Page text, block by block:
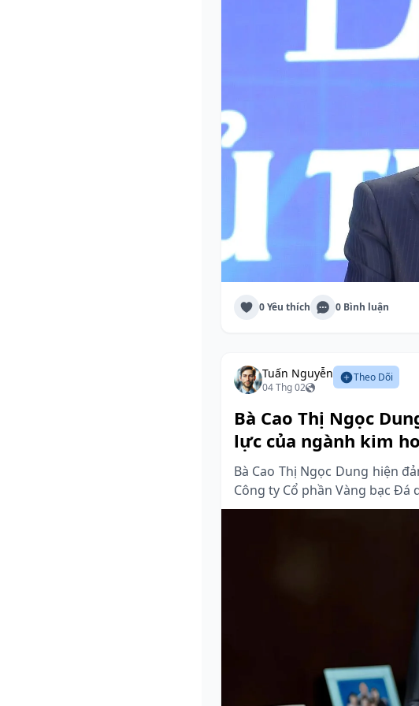
0 Yêu thích 0 Bình luận
Tuấn Nguyễn
04 Thg 02
Theo Dõi
Bà Cao Thị Ngọc
lực của ngành kim
Bà Cao Thị Ngọc Dung hiện
Công ty Cổ phần Vàng bạc Đá